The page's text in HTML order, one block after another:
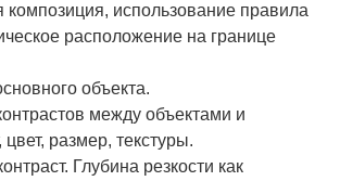
композиция, использование правила
расположение на границе
объекта.
между объектами и
размер, текстуры.
Глубина резкости как